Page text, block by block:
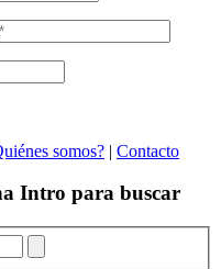
somos? | Contacto
Intro para buscar